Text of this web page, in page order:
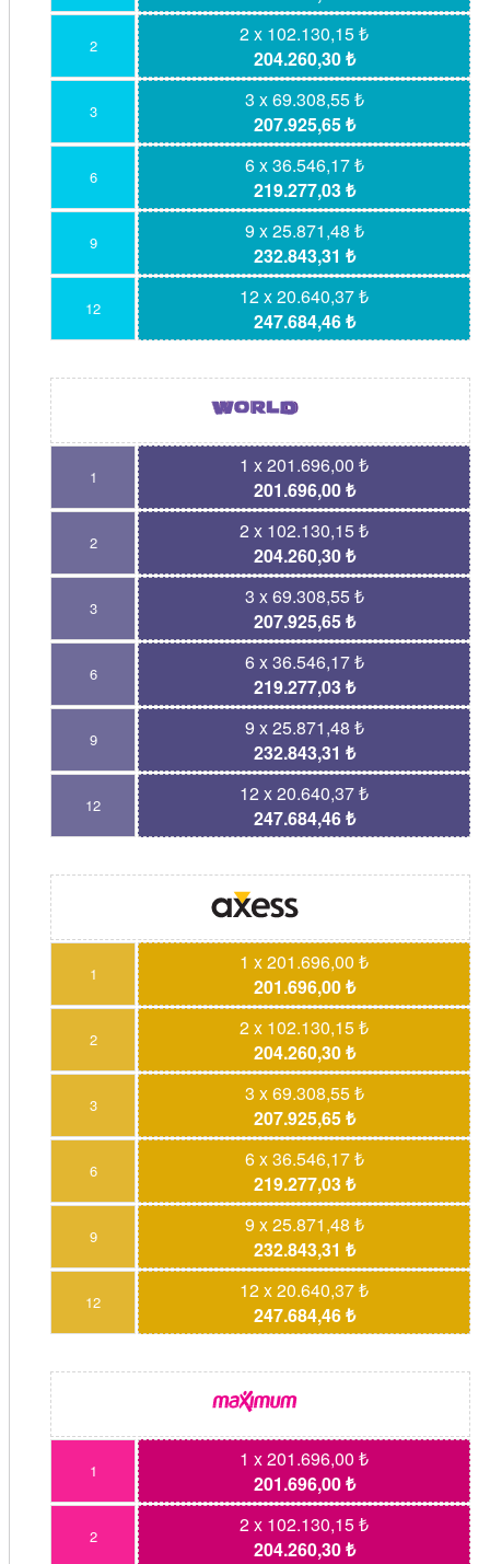
2
2 x 102.130,15 ₺
204.260,30 ₺
3
3 x 69.308,55 ₺
207.925,65 ₺
6
6 x 36.546,17 ₺
219.277,03 ₺
9
9 x 25.871,48 ₺
232.843,31 ₺
12
12 x 20.640,37 ₺
247.684,46 ₺
1
1 x 201.696,00 ₺
201.696,00 ₺
2
2 x 102.130,15 ₺
204.260,30 ₺
3
3 x 69.308,55 ₺
207.925,65 ₺
6
6 x 36.546,17 ₺
219.277,03 ₺
9
9 x 25.871,48 ₺
232.843,31 ₺
12
12 x 20.640,37 ₺
247.684,46 ₺
1
1 x 201.696,00 ₺
201.696,00 ₺
2
2 x 102.130,15 ₺
204.260,30 ₺
3
3 x 69.308,55 ₺
207.925,65 ₺
6
6 x 36.546,17 ₺
219.277,03 ₺
9
9 x 25.871,48 ₺
232.843,31 ₺
12
12 x 20.640,37 ₺
247.684,46 ₺
1
1 x 201.696,00 ₺
201.696,00 ₺
2
2 x 102.130,15 ₺
204.260,30 ₺